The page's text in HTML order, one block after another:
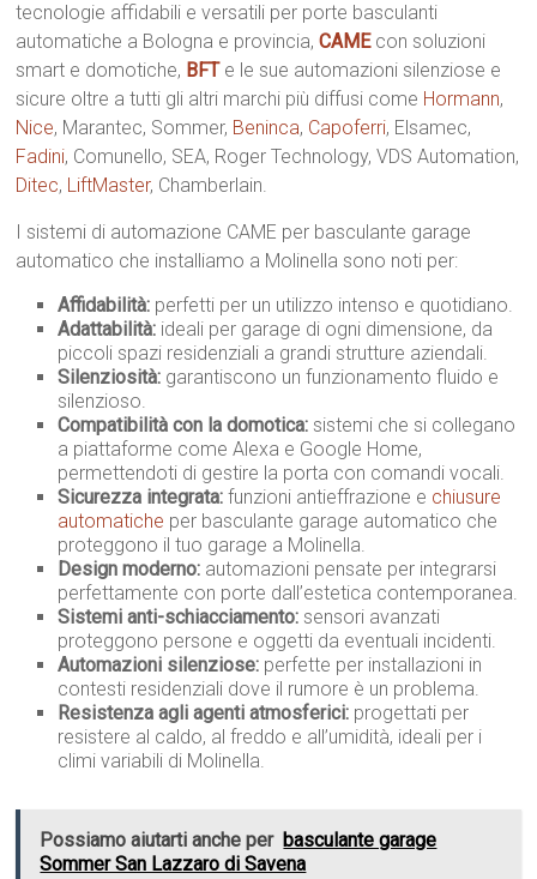
tecnologie affidabili e versatili per porte basculanti
automatiche a Bologna e provincia,CAME con soluzioni
smart e domotiche, BFT e le sue automazioni silenziose e
sicure oltre a tutti gli altri marchi più diffusi come Hormann,
Nice, Marantec, Sommer, Beninca, Capoferri, Elsamec,
Fadini, Comunello, SEA, Roger Technology, VDS Automation,
Ditec, LiftMaster, Chamberlain.
I sistemi di automazione CAME per basculante garage
automatico che installiamo a Molinella sono noti per:
Affidabilità: perfetti per un utilizzo intenso e quotidiano.
Adattabilità: ideali per garage di ogni dimensione, da
piccoli spazi residenziali a grandi strutture aziendali.
Silenziosità: garantiscono un funzionamento fluido e
silenzioso.
Compatibilità con la domotica: sistemi che si collegano
a piattaforme come Alexa e Google Home,
permettendoti di gestire la porta con comandi vocali.
Sicurezza integrata: funzioni antieffrazione e chiusure
automatiche per basculante garage automatico che
proteggono il tuo garage a Molinella.
Design moderno: automazioni pensate per integrarsi
perfettamente con porte dall’estetica contemporanea.
Sistemi anti-schiacciamento: sensori avanzati
proteggono persone e oggetti da eventuali incidenti.
Automazioni silenziose: perfette per installazioni in
contesti residenziali dove il rumore è un problema.
Resistenza agli agenti atmosferici: progettati per
resistere al caldo, al freddo e all’umidità, ideali per i
climi variabili di Molinella.
Possiamo aiutarti anche per basculante garage
Sommer San Lazzaro di Savena